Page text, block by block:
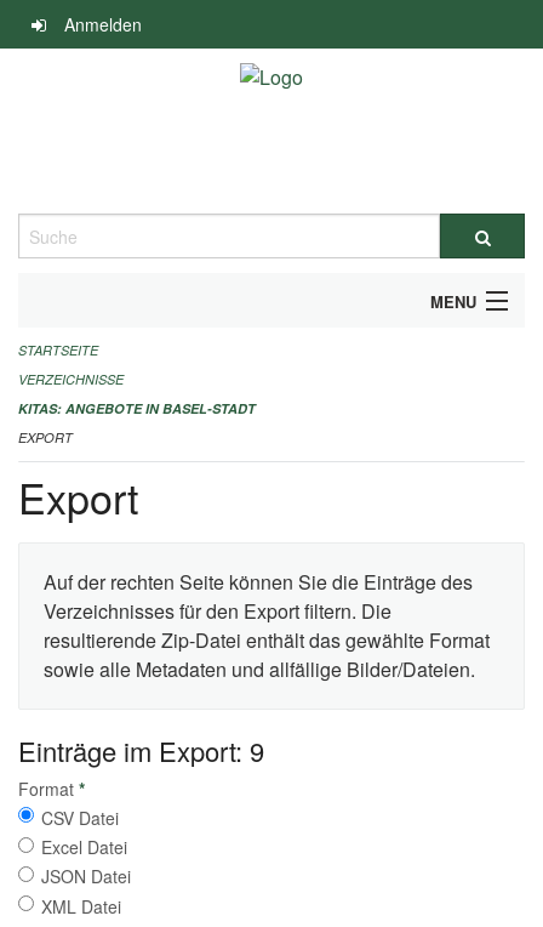
Navigation
überspringen
Anmelden
Suche
MENU
ALLGEMEINE INFORMATIONEN
IMPRESSUM
STARTSEITE
VERZEICHNISSE
KITAS: ANGEBOTE IN BASEL-STADT
EXPORT
Export
Auf der rechten Seite können Sie die Einträge des
Verzeichnisses für den Export filtern. Die
resultierende Zip-Datei enthält das gewählte Format
sowie alle Metadaten und allfällige Bilder/Dateien.
Einträge im Export: 9
Format *
CSV Datei
Excel Datei
JSON Datei
XML Datei